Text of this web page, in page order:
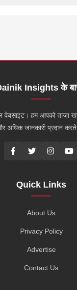
Insights के
वेबसाइट। हम आपको ताज़ा
अधिक जानकारी प्रदान
Quick Links
About Us
Privacy Policy
Advertise
Contact Us